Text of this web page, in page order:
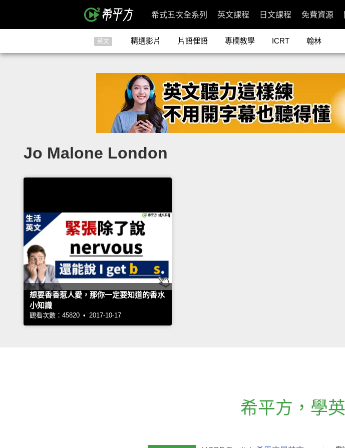
希式五次全系列 英文課程 日文課程 免費資源
英文 精選影片 片語俚語 專欄教學 ICRT 翰林
Jo Malone London
想要香香惹人愛，那你一定要知道的香水
小知識
觀看次數：45820 • 2017-10-17
希平方 ， 學